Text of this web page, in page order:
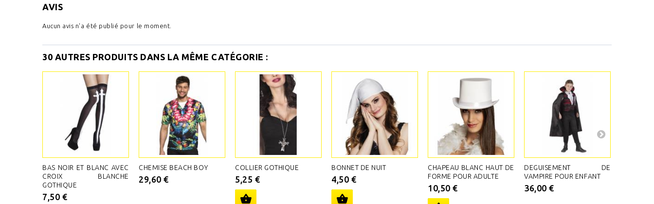
AVIS
Aucun avis n'a été publié pour le moment.
30 AUTRES PRODUITS DANS LA MÊME CATÉGORIE :
BAS NOIR ET BLANC AVEC
CROIX BLANCHE
GOTHIQUE
7,50 €
CHEMISE BEACH BOY
29,60 €
COLLIER GOTHIQUE
5,25 €
BONNET DE NUIT
4,50 €
CHAPEAU BLANC HAUT DE
FORME POUR ADULTE
10,50 €
DEGUISEMENT DE
VAMPIRE POUR ENFANT
36,00 €